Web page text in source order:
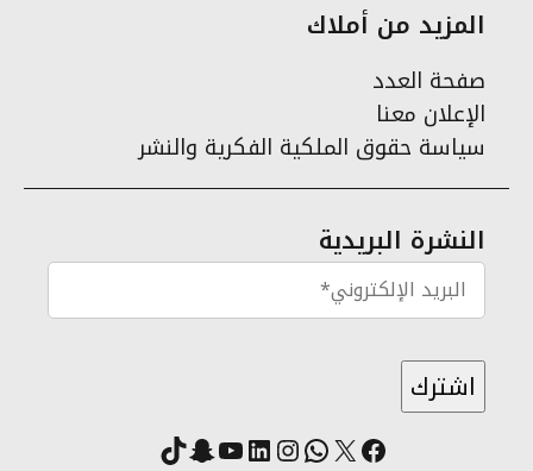
المزيد من أملاك
صفحة العدد
الإعلان معنا
سياسة حقوق الملكية الفكرية والنشر
النشرة البريدية
فيسبوك
X واتساب
انستقرام
لينكد إنيوتيوب
سناب شات
تيك توك